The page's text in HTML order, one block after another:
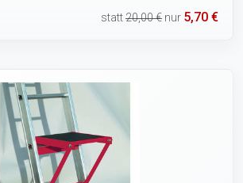
statt20,00 € nur 5,70 €